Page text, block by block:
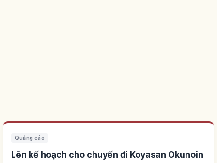
Quảng cáo
Lên kế hoạch cho chuyến đi Koyasan Okunoin